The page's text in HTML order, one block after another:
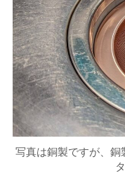
写真は銅製ですが、銅